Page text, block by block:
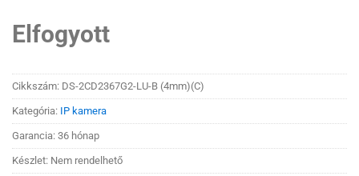
Elfogyott
Cikkszám: DS-2CD2367G2-LU-B (4mm)(C)
Kategória: IP kamera
Garancia: 36 hónap
Készlet: Nem rendelhető